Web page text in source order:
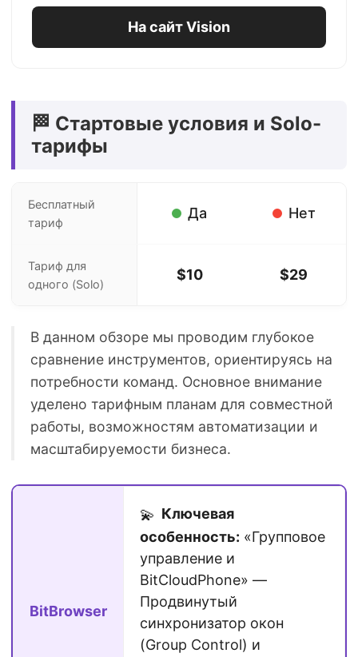
На сайт Vision
🏁 Стартовые условия и Solo-
тарифы
Бесплатный
тариф
Да Нет
Тариф для
одного (Solo)
$10 $29
В данном обзоре мы проводим глубокое
сравнение инструментов, ориентируясь на
потребности команд. Основное внимание
уделено тарифным планам для совместной
работы, возможностям автоматизации и
масштабируемости бизнеса.
BitBrowser
💫 Ключевая
особенность: «Групповое
управление и
BitCloudPhone» —
Продвинутый
синхронизатор окон
(Group Control) и